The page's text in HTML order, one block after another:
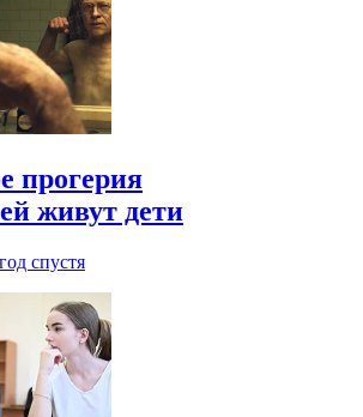
прогерия
живут дети
спустя